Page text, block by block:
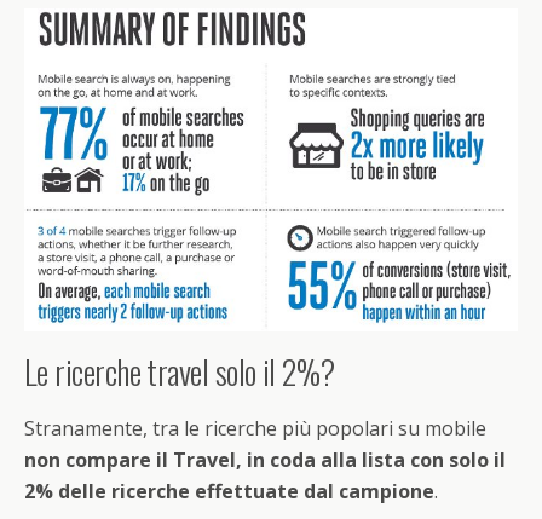
Le ricerche travel solo il 2%?
Stranamente, tra le ricerche più popolari su mobile
non compare il Travel, in coda alla lista con solo il
2% delle ricerche effettuate dal campione.